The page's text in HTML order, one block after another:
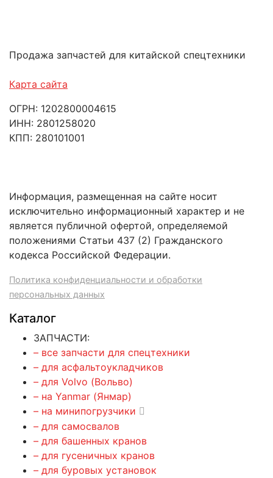
Продажа запчастей для китайской спецтехники
Карта сайта
ОГРН: 1202800004615
ИНН: 2801258020
КПП: 280101001
Информация, размещенная на сайте носит
исключительно информационный характер и не
является публичной офертой, определяемой
положениями Статьи 437 (2) Гражданского
кодекса Российской Федерации.
Политика конфиденциальности и обработки
персональных данных
Каталог
ЗАПЧАСТИ:
– все запчасти для спецтехники
– для асфальтоукладчиков
– для Volvo (Вольво)
– на Yanmar (Янмар)
– на минипогрузчики
– для самосвалов
– для башенных кранов
– для гусеничных кранов
– для буровых установок